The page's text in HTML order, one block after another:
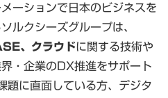
ーションで日本のビジネスを
ルクシーズグループは、
、クラウドに関する技術や
・企業のDX推進をサポート
題に直面している方、デジタ